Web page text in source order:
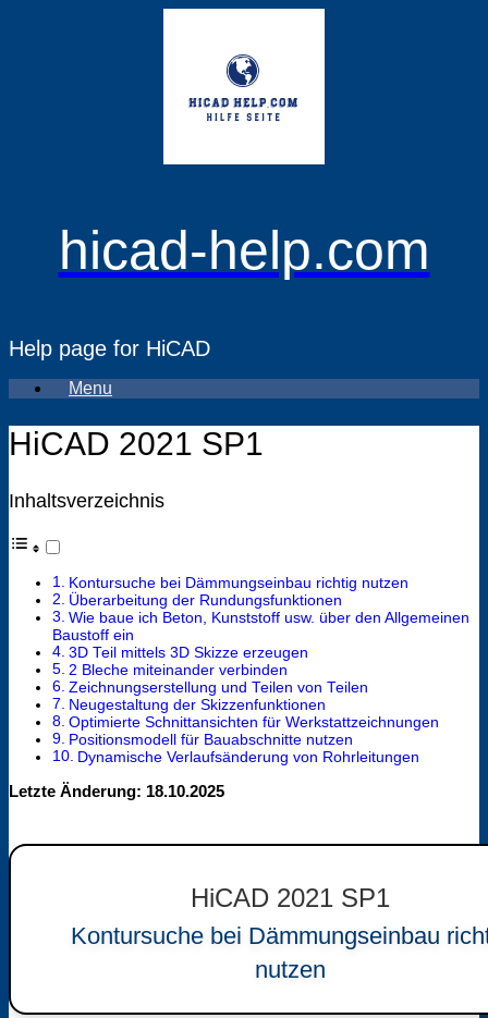
hicad-help.com
Help page for HiCAD
Menu
HiCAD 2021 SP1
Inhaltsverzeichnis
Kontursuche bei Dämmungseinbau richtig nutzen
Überarbeitung der Rundungsfunktionen
Wie baue ich Beton, Kunststoff usw. über den Allgemeinen
Baustoff ein
3D Teil mittels 3D Skizze erzeugen
2 Bleche miteinander verbinden
Zeichnungserstellung und Teilen von Teilen
Neugestaltung der Skizzenfunktionen
Optimierte Schnittansichten für Werkstattzeichnungen
Positionsmodell für Bauabschnitte nutzen
Dynamische Verlaufsänderung von Rohrleitungen
Letzte Änderung: 18.10.2025
HiCAD 2021 SP1
Kontursuche bei Dämmungseinbau
nutzen